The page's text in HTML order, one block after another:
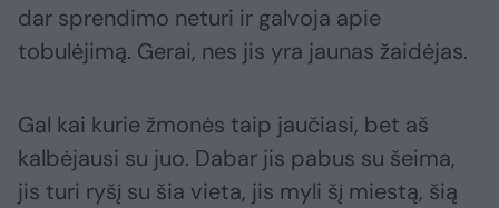
dar sprendimo neturi ir galvoja apie
tobulėjimą. Gerai, nes jis yra jaunas žaidėjas.
Gal kai kurie žmonės taip jaučiasi, bet aš
kalbėjausi su juo. Dabar jis pabus su šeima,
jis turi ryšį su šia vieta, jis myli šį miestą, šią